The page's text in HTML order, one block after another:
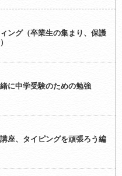
ング（卒業生の集まり、保護
に中学受験のための勉強
座、タイピングを頑張ろう編